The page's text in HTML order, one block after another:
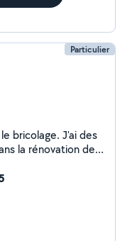
Particulier
bricolage. J'ai des
la rénovation de